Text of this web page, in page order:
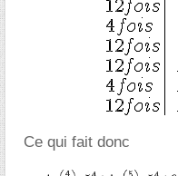
Ce qui fait donc